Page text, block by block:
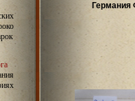
Германия